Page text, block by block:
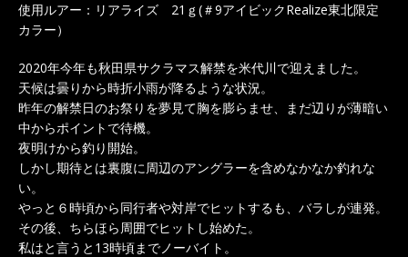
使用ルアー：リアライズ 21ｇ(＃9アイビックRealize東北限定
カラー）
2020年今年も秋田県サクラマス解禁を米代川で迎えました。
天候は曇りから時折小雨が降るような状況。
昨年の解禁日のお祭りを夢見て胸を膨らませ、まだ辺りが薄暗い
中からポイントで待機。
夜明けから釣り開始。
しかし期待とは裏腹に周辺のアングラーを含めなかなか釣れな
い。
やっと６時頃から同行者や対岸でヒットするも、バラしが連発。
その後、ちらほら周囲でヒットし始めた。
私はと言うと13時頃までノーバイト。